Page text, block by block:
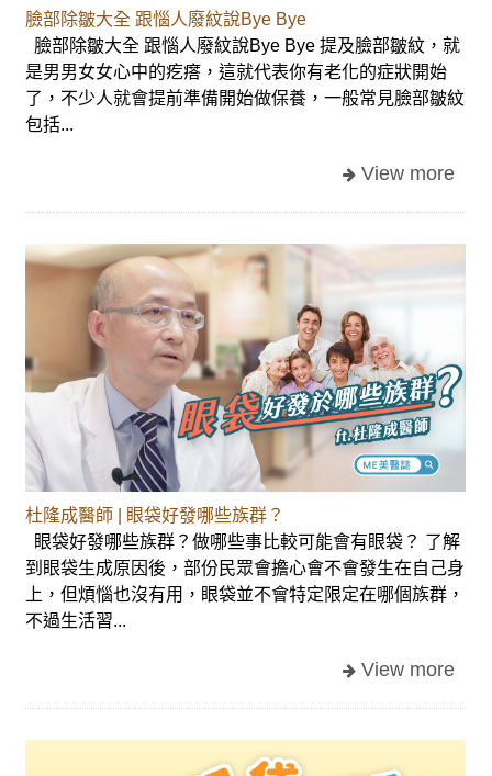
臉部除皺大全 跟惱人廢紋說Bye Bye
臉部除皺大全 跟惱人廢紋說Bye Bye 提及臉部皺紋，就
是男男女女心中的疙瘩，這就代表你有老化的症狀開始
了，不少人就會提前準備開始做保養，一般常見臉部皺紋
包括...
杜隆成醫師 | 眼袋好發哪些族群？
眼袋好發哪些族群？做哪些事比較可能會有眼袋？ 了解
到眼袋生成原因後，部份民眾會擔心會不會發生在自己身
上，但煩惱也沒有用，眼袋並不會特定限定在哪個族群，
不過生活習...